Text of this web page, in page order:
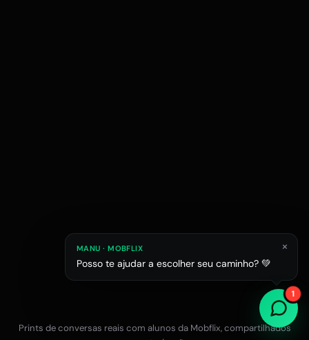
Júlia L.
Raphael M.
Estagiário em
Prints de conversas reais com alunos da Mobflix, compartilhados
12x R$47
1
MANU · MOBFLIX
Posso te ajudar a escolher seu caminho? 💚
×
Falar com a equipe no WhatsApp